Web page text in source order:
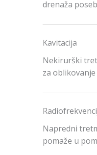
drenaža
Kavitacija
Nekirurški
za
Napredni
pomaže u